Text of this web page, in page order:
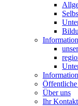
Über uns
Ihr